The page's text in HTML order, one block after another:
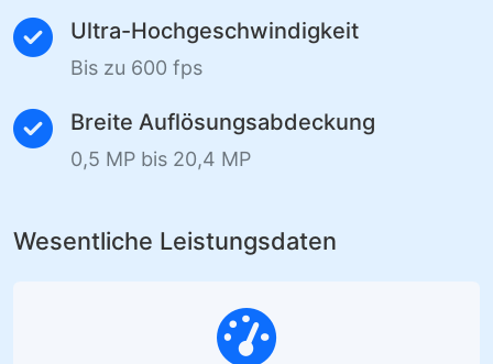
Ultra-Hochgeschwindigkeit
Bis zu 600 fps
Breite Auflösungsabdeckung
0,5 MP bis 20,4 MP
Wesentliche Leistungsdaten